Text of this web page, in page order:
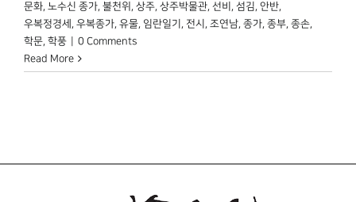
문화, 노수신 종가, 불천위 , 상주, 상주박물관, 선비 , 섬김, 안반,
우복정경세 , 우복종가, 유물, 임란일기 , 전시 , 조연남, 종가, 종부, 종손,
학문, 학풍
0 Comments
Read More